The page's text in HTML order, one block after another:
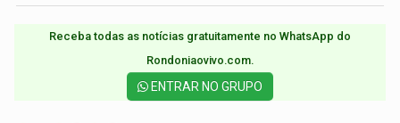
Receba todas as notícias gratuitamente no WhatsApp do
Rondoniaovivo.com.​
ENTRAR NO GRUPO